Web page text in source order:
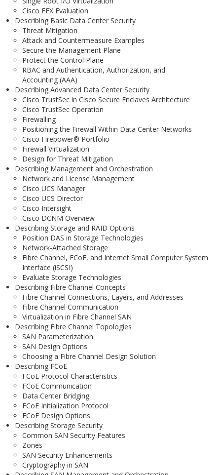
Cisco FEX Evaluation
Describing Basic Data Center Security
Threat Mitigation
Attack and Countermeasure Examples
Secure the Management Plane
Protect the Control Plane
RBAC and Authentication, Authorization, and
Accounting (AAA)
Describing Advanced Data Center Security
Cisco TrustSec in Cisco Secure Enclaves Architecture
Cisco TrustSec Operation
Firewalling
Positioning the Firewall Within Data Center Networks
Cisco Firepower® Portfolio
Firewall Virtualization
Design for Threat Mitigation
Describing Management and Orchestration
Network and License Management
Cisco UCS Manager
Cisco UCS Director
Cisco Intersight
Cisco DCNM Overview
Describing Storage and RAID Options
Position DAS in Storage Technologies
Network-Attached Storage
Fibre Channel, FCoE, and Internet Small Computer System
Interface (iSCSI)
Evaluate Storage Technologies
Describing Fibre Channel Concepts
Fibre Channel Connections, Layers, and Addresses
Fibre Channel Communication
Virtualization in Fibre Channel SAN
Describing Fibre Channel Topologies
SAN Parameterization
SAN Design Options
Choosing a Fibre Channel Design Solution
Describing FCoE
FCoE Protocol Characteristics
FCoE Communication
Data Center Bridging
FCoE Initialization Protocol
FCoE Design Options
Describing Storage Security
Common SAN Security Features
Zones
SAN Security Enhancements
Cryptography in SAN